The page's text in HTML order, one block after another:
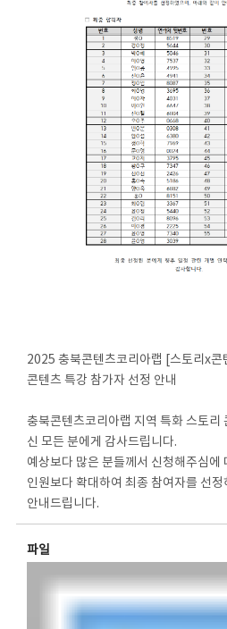
2025 충북콘텐츠코리아랩 [스토리x콘
콘텐츠 특강 참가자 선정 안내
충북콘텐츠코리아랩 지역 특화 스토리
신 모든 분에게 감사드립니다.
예상보다 많은 분들께서 신청해주심에
인원보다 확대하여 최종 참여자를 선정
안내드립니다.
파일